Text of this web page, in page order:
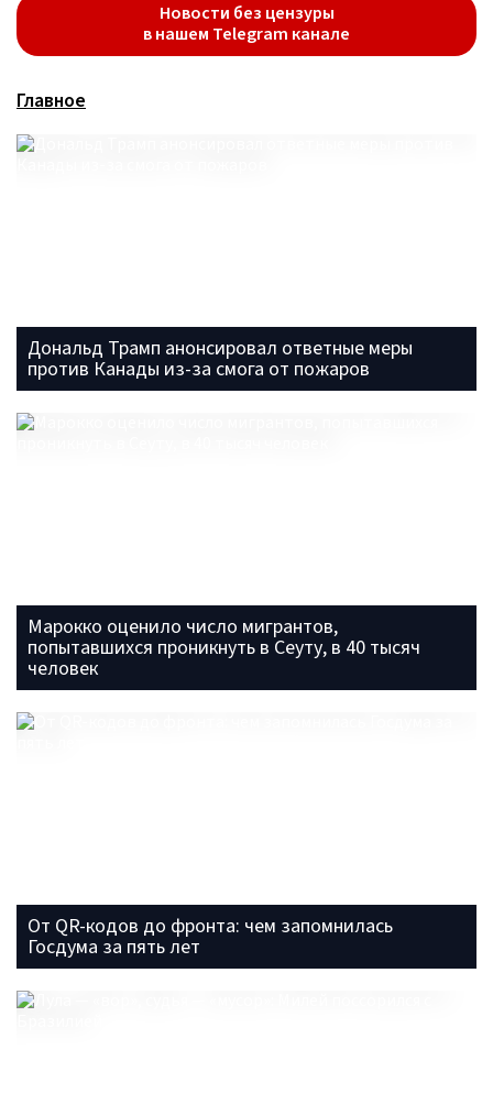
Новости без цензуры
в нашем Telegram канале
Главное
Дональд Трамп анонсировал ответные меры
против Канады из-за смога от пожаров
Марокко оценило число мигрантов,
попытавшихся проникнуть в Сеуту, в 40 тысяч
человек
От QR-кодов до фронта: чем запомнилась
Госдума за пять лет